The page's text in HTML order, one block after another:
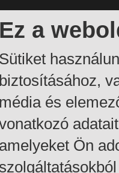
Ez a
Sütiket
biztosításához,
média és
amelyeket Ön